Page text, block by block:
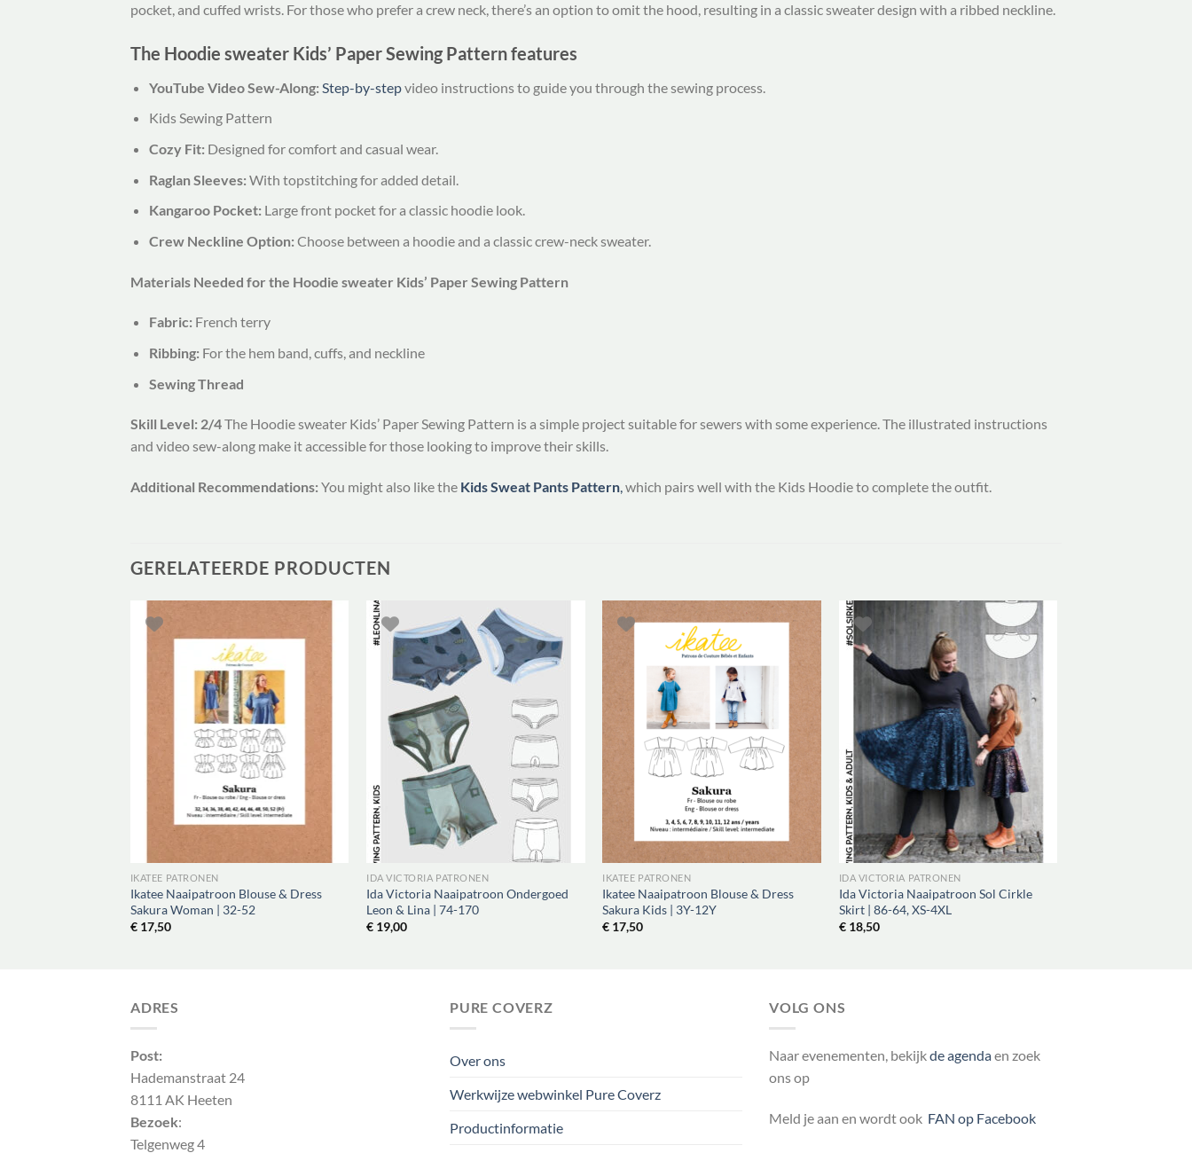
pocket, and cuffed wrists. For those who prefer a crew neck, there’s an option to omit the hood, resulting in a classic sweater design with a ribbed neckline.
The Hoodie sweater Kids’ Paper Sewing Pattern features
YouTube Video Sew-Along: Step-by-stepvideo instructions to guide you through the sewing process.
Kids Sewing Pattern
Cozy Fit: Designed for comfort and casual wear.
Raglan Sleeves: With topstitching for added detail.
Kangaroo Pocket: Large front pocket for a classic hoodie look.
Crew Neckline Option: Choose between a hoodie and a classic crew-neck sweater.
Materials Needed for the Hoodie sweater Kids’ Paper Sewing Pattern
Fabric: French terry
Ribbing: For the hem band, cuffs, and neckline
Sewing Thread
Skill Level: 2/4The Hoodie sweater Kids’ Paper Sewing Pattern is a simple project suitable for sewers with some experience. The illustrated instructions
and video sew-along make it accessible for those looking to improve their skills.
Additional Recommendations: You might also like the Kids Sweat Pants Pattern,which pairs well with the Kids Hoodie to complete the outfit.
GERELATEERDE PRODUCTEN
IKATEE PATRONEN
Ikatee Naaipatroon Blouse & Dress
Sakura Woman | 32-52
€17,50
IDA VICTORIA PATRONEN
Ida Victoria Naaipatroon Ondergoed
Leon & Lina | 74-170
€ 19,00
IKATEE PATRONEN
Ikatee Naaipatroon Blouse & Dress
Sakura Kids | 3Y-12Y
€ 17,50
IDA VICTORIA PATRONEN
Ida Victoria Naaipatroon Sol Cirkle
Skirt | 86-64, XS-4XL
€18,50
ADRES
Post:
Hademanstraat 24
8111 AK Heeten
Bezoek:
Telgenweg 4
PURE COVERZ
Over ons
Werkwijze webwinkel Pure Coverz
Productinformatie
VOLG ONS
Naar evenementen, bekijkde agendaen zoek
ons op
Meld je aan en wordt ook FAN op Facebook